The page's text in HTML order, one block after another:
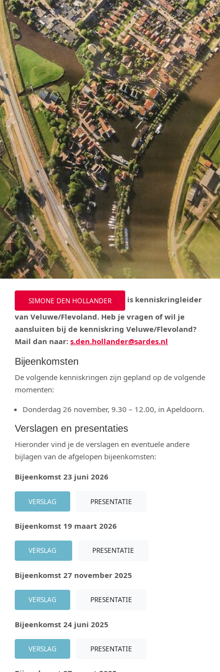
SIMONE DEN HOLLANDER
is kenniskringleider
van Veluwe/Flevoland. Heb je vragen of wil je
aansluiten bij de kenniskring Veluwe/Flevoland?
Mail dan naar: s.den.hollander@sardes.nl
Bijeenkomsten
De volgende kenniskringen zijn gepland op de volgende
momenten:
Donderdag 26 november, 9.30 – 12.00, in Apeldoorn.
Verslagen en presentaties
Hieronder vind je de verslagen en eventuele andere
bijlagen van de afgelopen bijeenkomsten:
Bijeenkomst 23 juni 2026
VERSLAG PRESENTATIE
Bijeenkomst 19 maart 2026
VERSLAG PRESENTATIE
Bijeenkomst 27 november 2025
VERSLAG PRESENTATIE
Bijeenkomst 24 juni 2025
VERSLAG PRESENTATIE